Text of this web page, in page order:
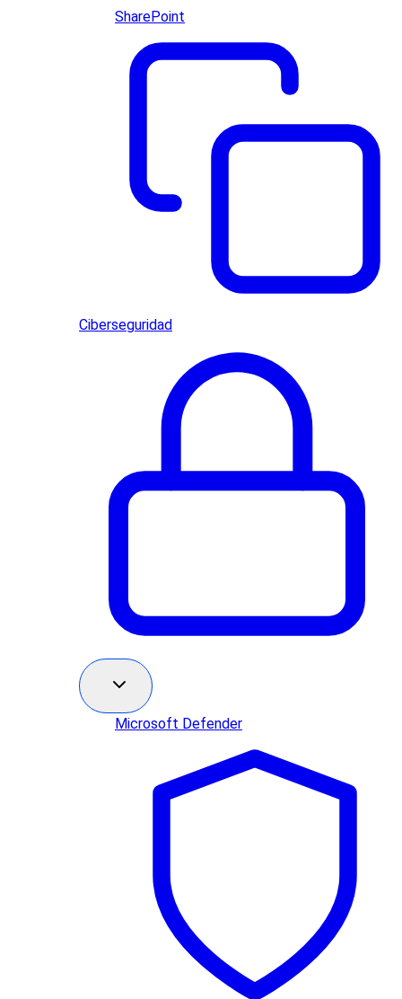
SharePoint
Ciberseguridad
Microsoft Defender